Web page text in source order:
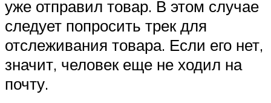
уже отправил товар. В этом случае
следует попросить трек для
отслеживания товара. Если его нет,
значит, человек еще не ходил на
почту.